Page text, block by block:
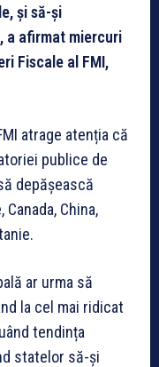
și să-și
a afirmat miercuri
Fiscale al FMI,
atrage atenția că
publice de
depășească
China,
ar urma să
la cel mai ridicat
tendința
statelor să-și